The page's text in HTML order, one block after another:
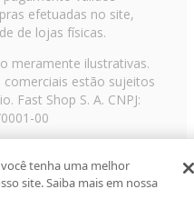
efetuadas no site,
de lojas físicas.
meramente ilustrativas.
estão sujeitos
Fast Shop S. A. CNPJ:
00
11 3003-3728 ©
direitos reservadosRF
tenha uma melhor
site. Saiba mais em nossa